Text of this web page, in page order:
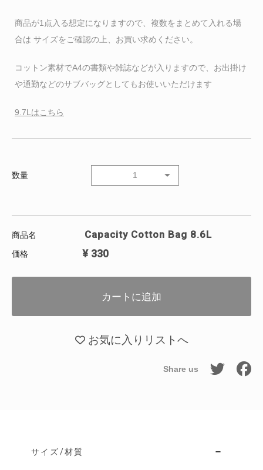
商品が1点入る想定になりますので、複数をまとめて入れる場
合は サイズをご確認の上、お買い求めください。
コットン素材でA4の書類や雑誌などが入りますので、お出掛け
や通勤などのサブバッグとしてもお使いいただけます
9.7Lはこちら
数量 1
商品名 Capacity Cotton Bag 8.6L
価格 ¥ 330
カートに追加
お気に入りリストへ
Share us
サイズ/材質